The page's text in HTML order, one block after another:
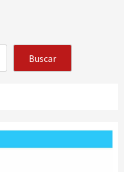
Buscar